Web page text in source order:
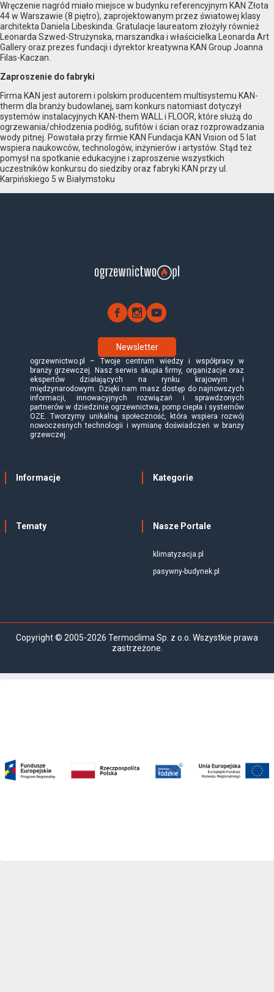
Wręczenie nagród miało miejsce w budynku referencyjnym KAN Złota
44 w Warszawie (8 piętro), zaprojektowanym przez światowej klasy
architekta Daniela Libeskinda. Gratulacje laureatom złożyły również
Leonarda Szwed-Strużynska, marszandka i właścicielka Leonarda Art
Gallery oraz prezes fundacji i dyrektor kreatywna KAN Group Joanna
Filas-Kaczan.
Zaproszenie do fabryki
Firma KAN jest autorem i polskim producentem multisystemu KAN-
therm dla branży budowlanej, sam konkurs natomiast dotyczył
systemów instalacyjnych KAN-them WALL i FLOOR, które służą do
ogrzewania/chłodzenia podłóg, sufitów i ścian oraz rozprowadzania
wody pitnej. Powstała przy firmie KAN Fundacja KAN Vision od 5 lat
wspiera naukowców, technologów, inżynierów i artystów. Stąd też
pomysł na spotkanie edukacyjne i zaproszenie wszystkich
uczestników konkursu do siedziby oraz fabryki KAN przy ul.
Karpińskiego 5 w Białymstoku
Newsletter
ogrzewnictwo.pl – Twoje centrum wiedzy i współpracy w
branży grzewczej. Nasz serwis skupia firmy, organizacje oraz
ekspertów działających na rynku krajowym i
międzynarodowym. Dzięki nam masz dostęp do najnowszych
informacji, innowacyjnych rozwiązań i sprawdzonych
partnerów w dziedzinie ogrzewnictwa, pomp ciepła i systemów
OZE. Tworzymy unikalną społeczność, która wspiera rozwój
nowoczesnych technologii i wymianę doświadczeń w branży
grzewczej.
Informacje Kategorie
Tematy Nasze Portale
klimatyzacja.pl
pasywny-budynek.pl
Copyright © 2005-2026 Termoclima Sp. z o.o. Wszystkie prawa
zastrzeżone.